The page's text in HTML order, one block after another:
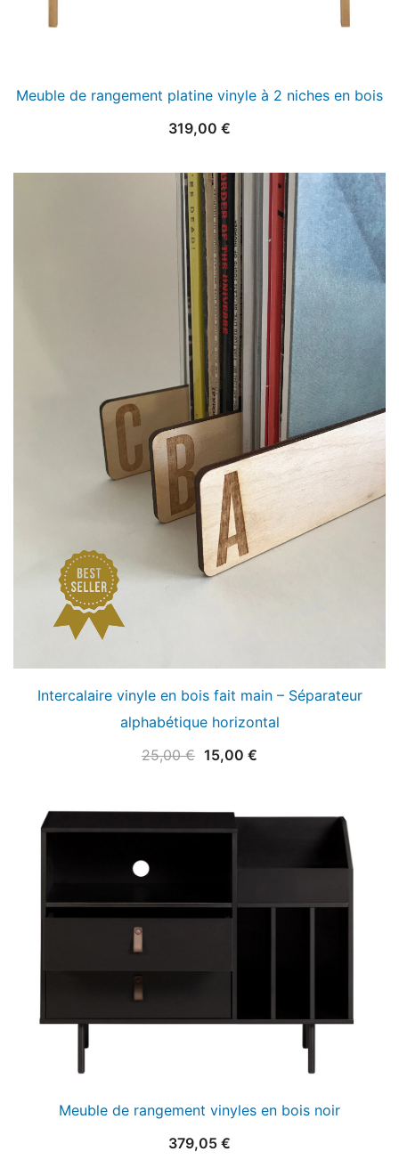
Meuble de rangement platine vinyle à 2 niches en bois
319,00 €
Intercalaire vinyle en bois fait main – Séparateur
alphabétique horizontal
25,00€ Le
15,00 €
Meuble de rangement vinyles en bois noir
379,05 €